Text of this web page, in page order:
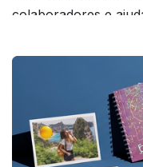
colaboradores e